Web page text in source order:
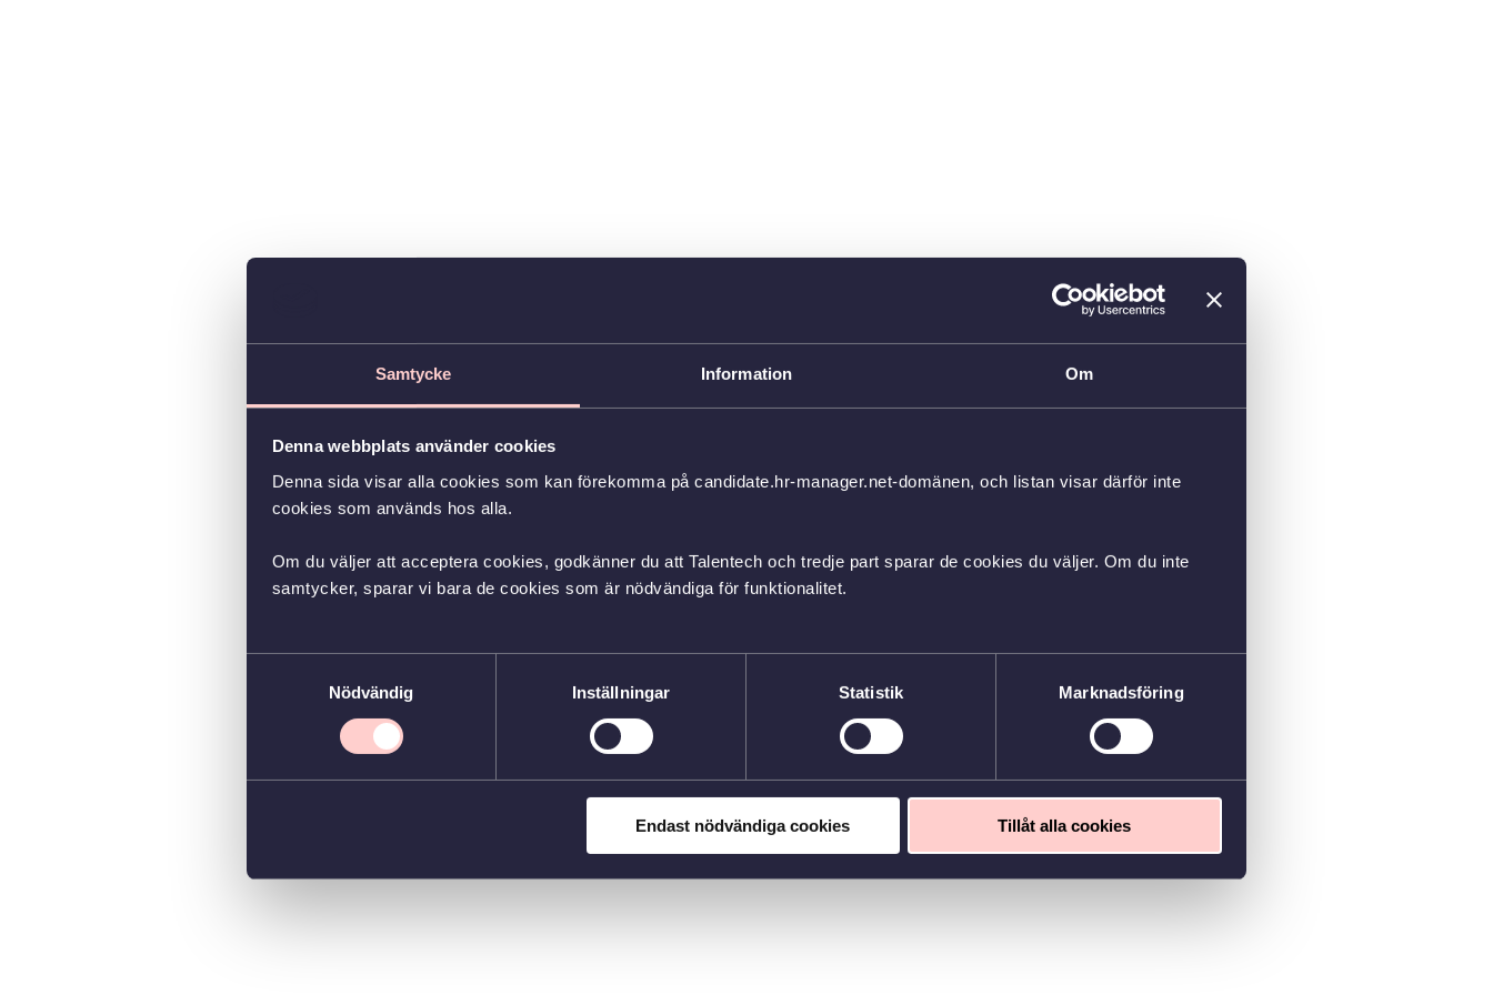
Samtycke Information Om
Denna webbplats använder cookies
Denna sida visar alla cookies som kan förekomma på candidate.hr-manager.net-domänen, och listan visar därför inte
cookies som används hos alla.
Om du väljer att acceptera cookies, godkänner du att Talentech och tredje part sparar de cookies du väljer. Om du inte
samtycker, sparar vi bara de cookies som är nödvändiga för funktionalitet.
Nödvändig
Inställningar Statistik Marknadsföring
Endast nödvändiga cookies Tillåt alla cookies